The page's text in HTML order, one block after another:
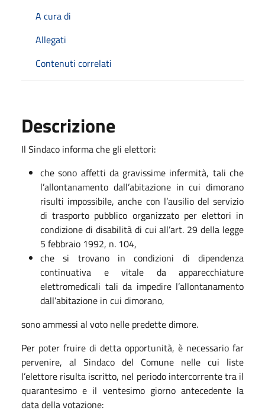
A cura di
Allegati
Contenuti correlati
Descrizione
Il Sindaco informa che gli elettori:
che sono affetti da gravissime infermità, tali che
l’allontanamento dall’abitazione in cui dimorano
risulti impossibile, anche con l’ausilio del servizio
di trasporto pubblico organizzato per elettori in
condizione di disabilità di cui all’art. 29 della legge
5 febbraio 1992, n. 104,
che si trovano in condizioni di dipendenza
continuativa e vitale da apparecchiature
elettromedicali tali da impedire l’allontanamento
dall’abitazione in cui dimorano,
sono ammessi al voto nelle predette dimore.
Per poter fruire di detta opportunità, è necessario far
pervenire, al Sindaco del Comune nelle cui liste
l’elettore risulta iscritto, nel periodo intercorrente tra il
quarantesimo e il ventesimo giorno antecedente la
data della votazione: